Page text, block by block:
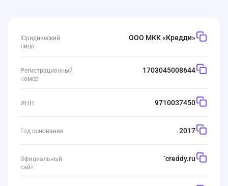
Юридический
лицо
ООО МКК «Кредди»
Регистрационный
номер
1703045008644
ИНН 9710037450
Год основания 2017
Официальный
сайт
`creddy.ru